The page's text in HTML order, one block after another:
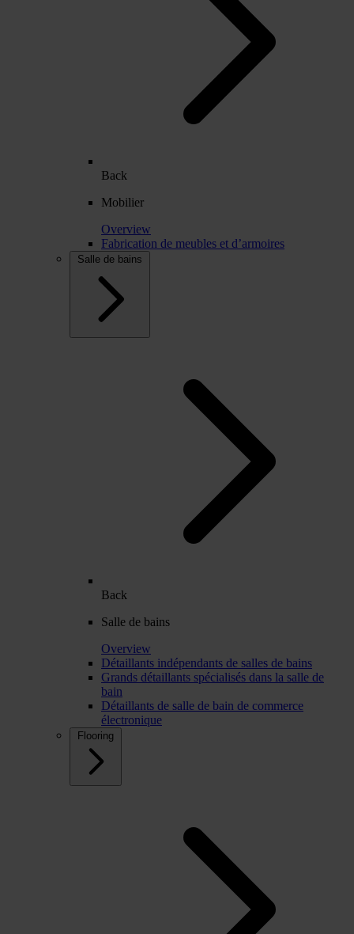
Back
Mobilier
Overview
Fabrication de meubles et d’armoires
Salle de bains
Back
Salle de bains
Overview
Détaillants indépendants de salles de bains
Grands détaillants spécialisés dans la salle de
bain
Détaillants de salle de bain de commerce
électronique
Flooring